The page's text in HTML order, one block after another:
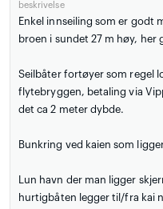
beskrivelse
Enkel innseiling som er godt
broen i sundet 27 m høy, her
Seilbåter fortøyer som regel
flytebryggen, betaling via
det ca 2 meter dybde.
Bunkring ved kaien som
Lun havn der man ligger
hurtigbåten legger til/fra kai